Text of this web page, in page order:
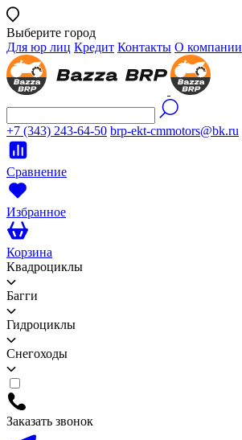
Выберите город
Для юр лиц Кредит Контакты О компании
+7 (343) 243-64-50 brp-ekt-cmmotors@bk.ru
Сравнение
Избранное
Корзина
Квадроциклы
Багги
Гидроциклы
Снегоходы
Заказать звонок